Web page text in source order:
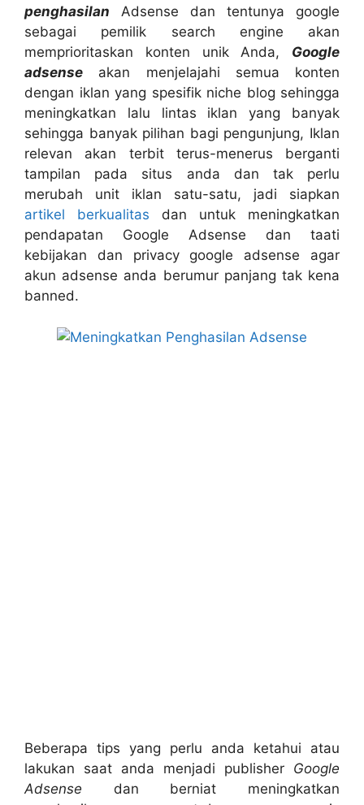
penghasilan Adsense dan tentunya google
sebagai pemilik search engine akan
memprioritaskan konten unik Anda, Google
adsense akan menjelajahi semua konten
dengan iklan yang spesifik niche blog sehingga
meningkatkan lalu lintas iklan yang banyak
sehingga banyak pilihan bagi pengunjung, Iklan
relevan akan terbit terus-menerus berganti
tampilan pada situs anda dan tak perlu
merubah unit iklan satu-satu, jadi siapkan
artikel berkualitas dan untuk meningkatkan
pendapatan Google Adsense dan taati
kebijakan dan privacy google adsense agar
akun adsense anda berumur panjang tak kena
banned.
Beberapa tips yang perlu anda ketahui atau
lakukan saat anda menjadi publisher Google
Adsense dan berniat meningkatkan